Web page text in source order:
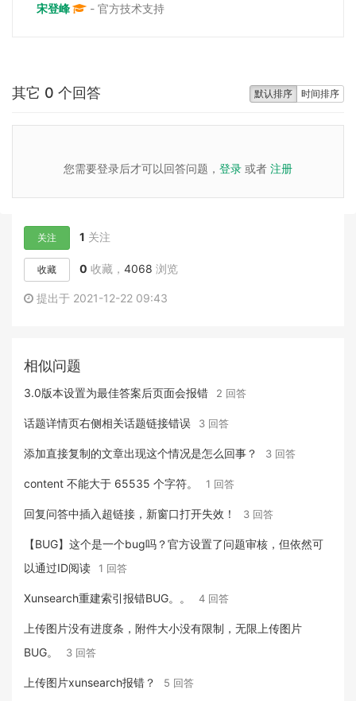
宋登峰 - 官方技术支持
默认排序 时间排序
其它 0 个回答
您需要登录后才可以回答问题， 登录 或者 注册
关注 1 关注
收藏 0 收藏， 4068 浏览
提出于 2021-12-22 09:43
相似问题
3.0版本设置为最佳答案后页面会报错 2 回答
话题详情页右侧相关话题链接错误 3 回答
添加直接复制的文章出现这个情况是怎么回事？ 3 回答
content 不能大于 65535 个字符。 1 回答
回复问答中插入超链接，新窗口打开失效！ 3 回答
【BUG】这个是一个bug吗？官方设置了问题审核，但依然可
以通过ID阅读
1 回答
Xunsearch重建索引报错BUG。。 4 回答
上传图片没有进度条，附件大小没有限制，无限上传图片
BUG。
3 回答
上传图片xunsearch报错？ 5 回答